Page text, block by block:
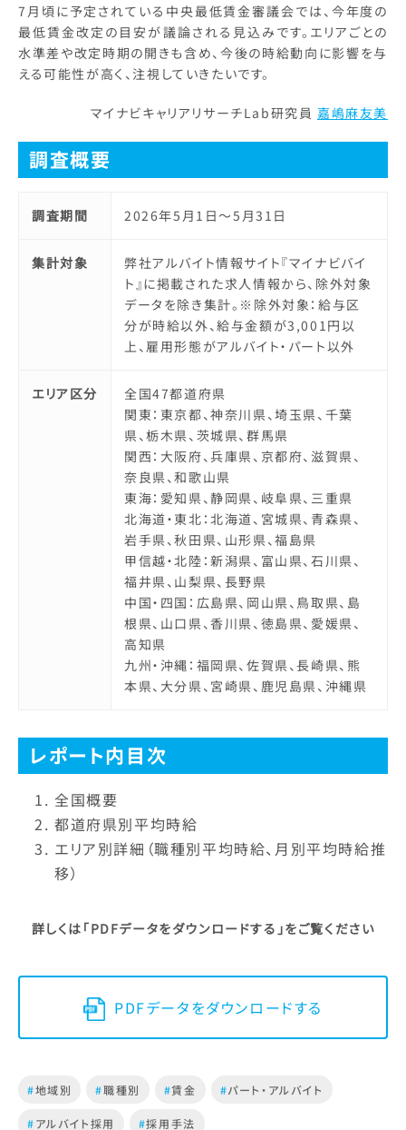
7月頃に予定されている中央最低賃金審議会では、今年度の
最低賃金改定の目安が議論される見込みです。エリアごとの
水準差や改定時期の開きも含め、今後の時給動向に影響を与
える可能性が高く、注視していきたいです。
マイナビキャリアリサーチLab研究員 嘉嶋麻友美
調査概要
調査期間 2026年5月1日～5月31日
集計対象
弊社アルバイト情報サイト『マイナビバイ
ト』に掲載された求人情報から、除外対象
データを除き集計。※除外対象：給与区
分が時給以外、給与金額が3,001円以
上、雇用形態がアルバイト・パート以外
エリア区分
全国47都道府県
関東：東京都、神奈川県、埼玉県、千葉
県、栃木県、茨城県、群馬県
関西：大阪府、兵庫県、京都府、滋賀県、
奈良県、和歌山県
東海：愛知県、静岡県、岐阜県、三重県
北海道・東北：北海道、宮城県、青森県、
岩手県、秋田県、山形県、福島県
甲信越・北陸：新潟県、富山県、石川県、
福井県、山梨県、長野県
中国・四国：広島県、岡山県、鳥取県、島
根県、山口県、香川県、徳島県、愛媛県、
高知県
九州・沖縄：福岡県、佐賀県、長崎県、熊
本県、大分県、宮崎県、鹿児島県、沖縄県
レポート内目次
全国概要
都道府県別平均時給
エリア別詳細（職種別平均時給、月別平均時給推
移）
詳しくは「PDFデータをダウンロードする」をご覧ください
PDFデータをダウンロードする
#地域別 #職種別 #賃金 #パート・アルバイト
#アルバイト採用 #採用手法